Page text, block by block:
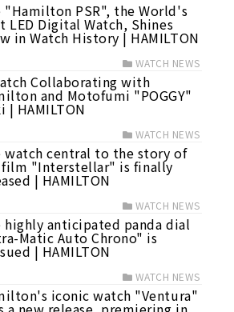
"Hamilton PSR", the World's
LED Digital Watch, Shines
in Watch History | HAMILTON
WATCH NEWS
Collaborating with
and Motofumi "POGGY"
| HAMILTON
WATCH NEWS
watch central to the story of
"Interstellar" is finally
| HAMILTON
WATCH NEWS
highly anticipated panda dial
Matic Auto Chrono" is
| HAMILTON
WATCH NEWS
iconic watch "Ventura"